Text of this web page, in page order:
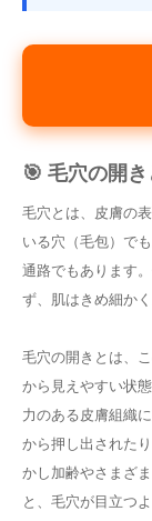
🎯 毛穴の開
毛穴とは、皮膚の
いる穴（毛包）で
通路でもあります
ず、肌はきめ細かく
毛穴の開きとは、
から見えやすい状
力のある皮膚組織
から押し出された
かし加齢やさまざ
と、毛穴が目立つ